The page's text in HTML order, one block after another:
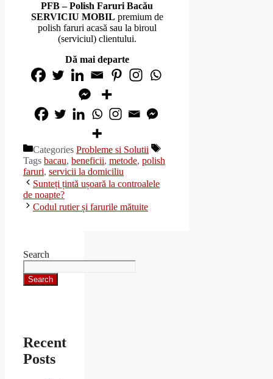
PFB – Polish Faruri Bacău
SERVICIU MOBIL premium de
polish faruri acasă sau la biroul
(serviciul) clientului.
Dă mai departe
Categories Probleme si Solutii
Tags bacau, beneficii, metode, polish
faruri, servicii la domiciliu
Sunteți țintă ușoară la controalele
de noapte?
Codul rutier și farurile mătuite
Search
Search
Recent
Posts